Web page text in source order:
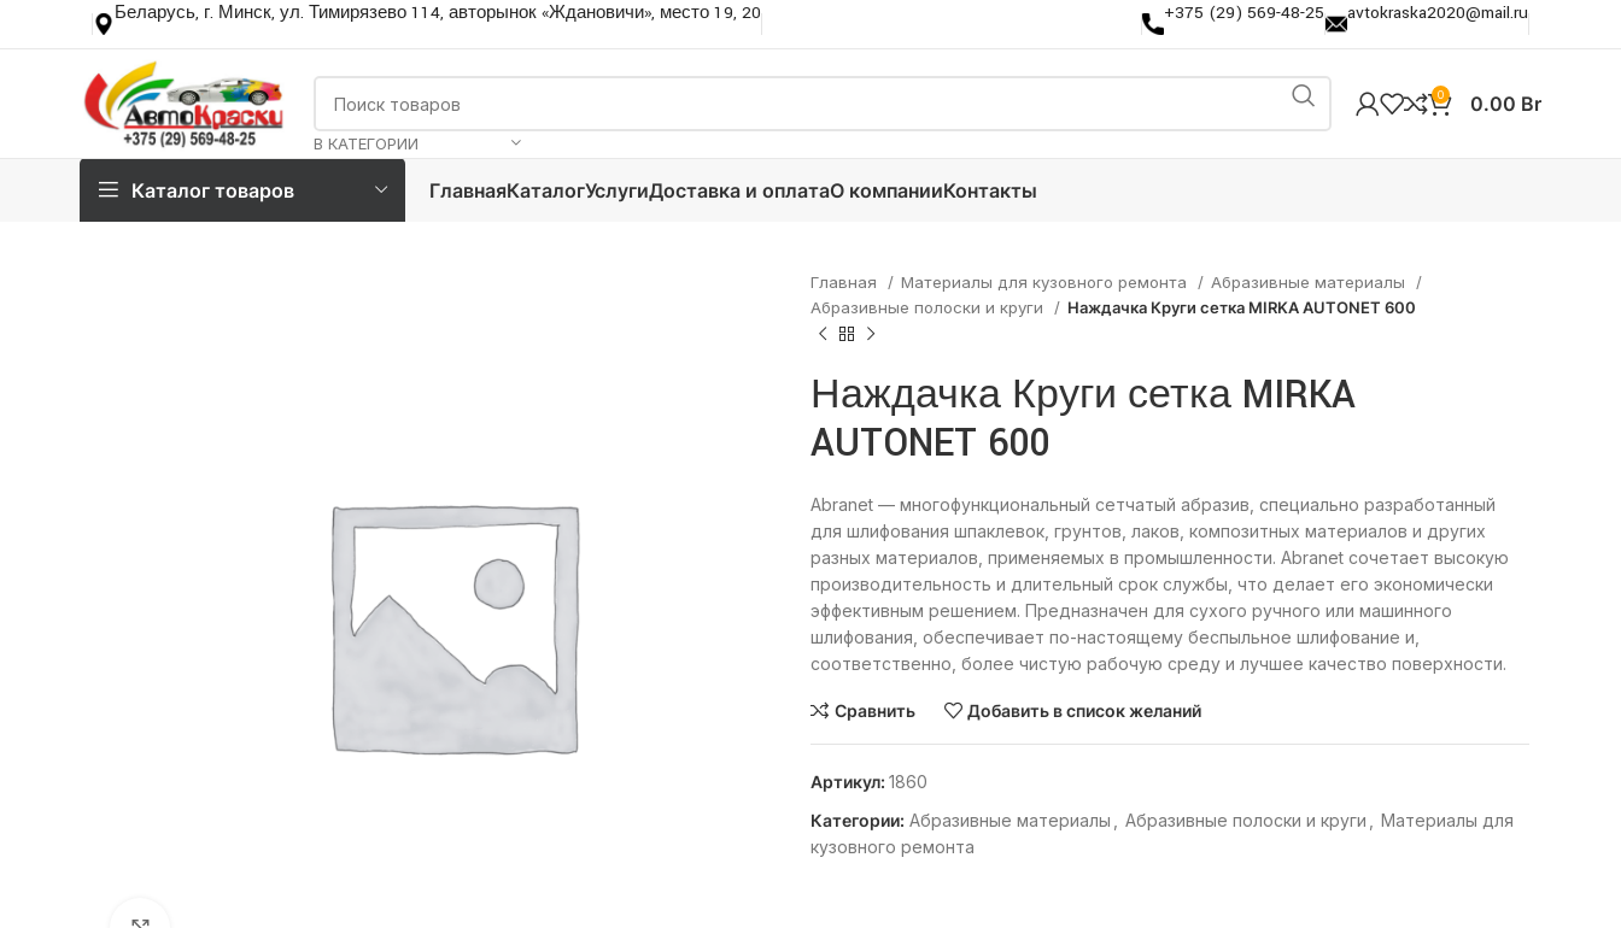
Беларусь, г. Минск, ул. Тимирязево 114, авторынок «Ждановичи», место 19, 20 +375 (29) 569-48-25 avtokraska2020@mail.ru
В КАТЕГОРИИ
0 0.00 Br
Каталог товаров ГлавнаяКаталогУслугиДоставка и оплатаО компанииКонтакты
Главная Материалы для кузовного ремонта
Абразивные материалы
Абразивные полоски и круги
Наждачка Круги сетка MIRKA AUTONET 600
Наждачка Круги сетка MIRKA
AUTONET 600
Abranet — многофункциональный сетчатый абразив, специально разработанный
для шлифования шпаклевок, грунтов, лаков, композитных материалов и других
разных материалов, применяемых в промышленности. Abranet сочетает высокую
производительность и длительный срок службы, что делает его экономически
эффективным решением. Предназначен для сухого ручного или машинного
шлифования, обеспечивает по-настоящему беспыльное шлифование и,
соответственно, более чистую рабочую среду и лучшее качество поверхности.
Сравнить Добавить в список желаний
Артикул: 1860
Категории: Абразивные материалы Абразивные полоски и круги
Материалы для
кузовного ремонта